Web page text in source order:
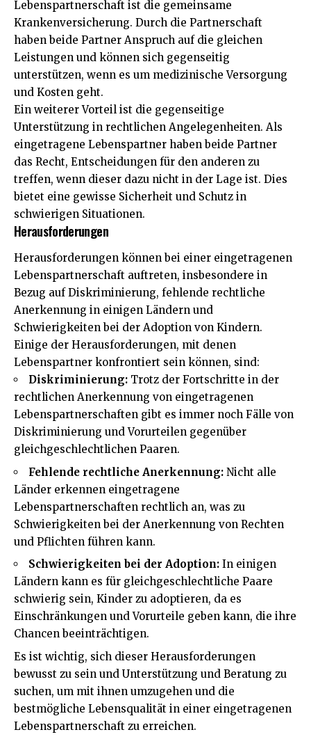
Lebenspartnerschaft ist die gemeinsame
Krankenversicherung. Durch die Partnerschaft
haben beide Partner Anspruch auf die gleichen
Leistungen und können sich gegenseitig
unterstützen, wenn es um medizinische Versorgung
und Kosten geht.
Ein weiterer Vorteil ist die gegenseitige
Unterstützung in rechtlichen Angelegenheiten. Als
eingetragene Lebenspartner haben beide Partner
das Recht, Entscheidungen für den anderen zu
treffen, wenn dieser dazu nicht in der Lage ist. Dies
bietet eine gewisse Sicherheit und Schutz in
schwierigen Situationen.
Herausforderungen
Herausforderungen können bei einer eingetragenen
Lebenspartnerschaft auftreten, insbesondere in
Bezug auf Diskriminierung, fehlende rechtliche
Anerkennung in einigen Ländern und
Schwierigkeiten bei der Adoption von Kindern.
Einige der Herausforderungen, mit denen
Lebenspartner konfrontiert sein können, sind:
Diskriminierung: Trotz der Fortschritte in der
rechtlichen Anerkennung von eingetragenen
Lebenspartnerschaften gibt es immer noch Fälle von
Diskriminierung und Vorurteilen gegenüber
gleichgeschlechtlichen Paaren.
Fehlende rechtliche Anerkennung: Nicht alle
Länder erkennen eingetragene
Lebenspartnerschaften rechtlich an, was zu
Schwierigkeiten bei der Anerkennung von Rechten
und Pflichten führen kann.
Schwierigkeiten bei der Adoption: In einigen
Ländern kann es für gleichgeschlechtliche Paare
schwierig sein, Kinder zu adoptieren, da es
Einschränkungen und Vorurteile geben kann, die ihre
Chancen beeinträchtigen.
Es ist wichtig, sich dieser Herausforderungen
bewusst zu sein und Unterstützung und Beratung zu
suchen, um mit ihnen umzugehen und die
bestmögliche Lebensqualität in einer eingetragenen
Lebenspartnerschaft zu erreichen.